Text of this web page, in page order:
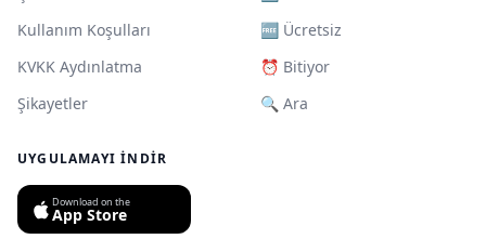
Kullanım Koşulları
KVKK Aydınlatma
Şikayetler
🆓 Ücretsiz
⏰ Bitiyor
🔍 Ara
UYGULAMAYI İNDIR
Download on the
App Store